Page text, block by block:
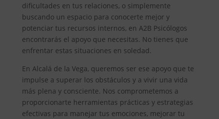
dificultades en tus relaciones, o simplemente
buscando un espacio para conocerte mejor y
potenciar tus recursos internos, en A2B Psicólogos
encontrarás el apoyo que necesitas. No tienes que
enfrentar estas situaciones en soledad.
En Alcalá de la Vega, queremos ser ese apoyo que te
impulse a superar los obstáculos y a vivir una vida
más plena y consciente. Nos comprometemos a
proporcionarte herramientas prácticas y estrategias
efectivas para manejar tus emociones, mejorar tu